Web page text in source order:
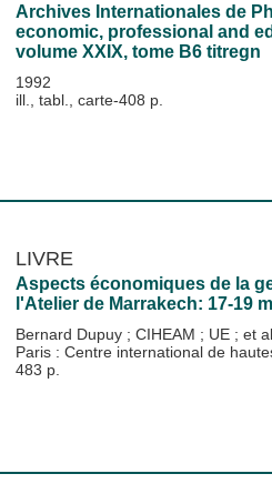
Archives Internationales de
economic, professional and
volume XXIX, tome B6 titregn
1992
ill., tabl., carte-408 p.
LIVRE
Aspects économiques de la
l'Atelier de Marrakech: 17-19
Bernard Dupuy ; CIHEAM ; UE ; et al.
Paris : Centre international de
483 p.